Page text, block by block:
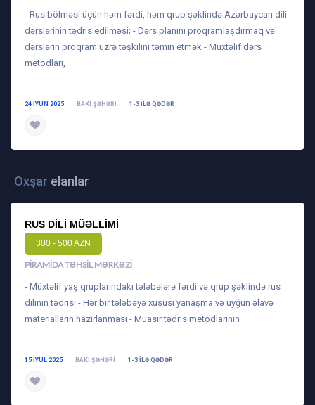
- Rus bölməsi üçün həm fərdi, həm qrup şəklində Azərbaycan dili
dərslərinin tədris edilməsi; - Dərs planını proqramlaşdırmaq və
dərslərin proqram üzrə təşkilini təmin etmək - Müxtəlif dərs
metodları,
24 IYUN 2025 BAKI ŞƏHƏRI 1-3 ILƏ QƏDƏR
Oxşar elanlar
RUS DILI MÜƏLLIMI
300 - 500 AZN
PIRAMIDA TƏHSIL MƏRKƏZI
- Müxtəlif yaş qruplarındakı tələbələrə fərdi və qrup şəklində rus
dilinin tədrisi - Hər bir tələbəyə xüsusi yanaşma və uyğun əlavə
materialların hazırlanması - Müasir tədris metodlarının
15 IYUL 2025 BAKI ŞƏHƏRI 1-3 ILƏ QƏDƏR